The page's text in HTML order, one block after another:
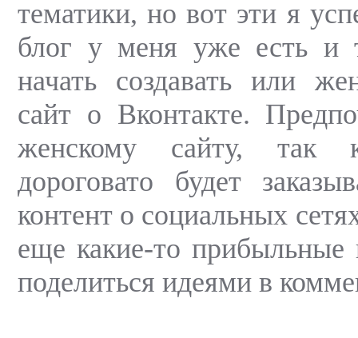
тематики, но вот эти я
блог у меня уже есть и
начать создавать или
сайт о Вконтакте.
женскому сайту, так
дороговато будет
контент о социальных
еще какие-то
поделиться идеями в